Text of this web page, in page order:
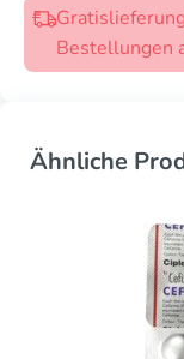
Bestellungen
Ähnliche